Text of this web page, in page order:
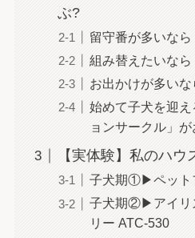
ぶ?
留守番が多いなら
組み替えたいなら
お出かけが多いな
始めて子犬を迎
ョンサークル」が
【実体験】私のハ
子犬期①▶ペット
子犬期②▶アイリ
リー ATC-530